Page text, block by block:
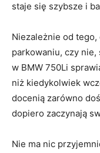
staje się szybsze‍ i
Niezależnie od
parkowaniu, ‌czy⁤
w BMW ⁤750Li
niż kiedykolwiek
docenią⁤ zarówno
dopiero zaczynają
Nie‍ ma nic